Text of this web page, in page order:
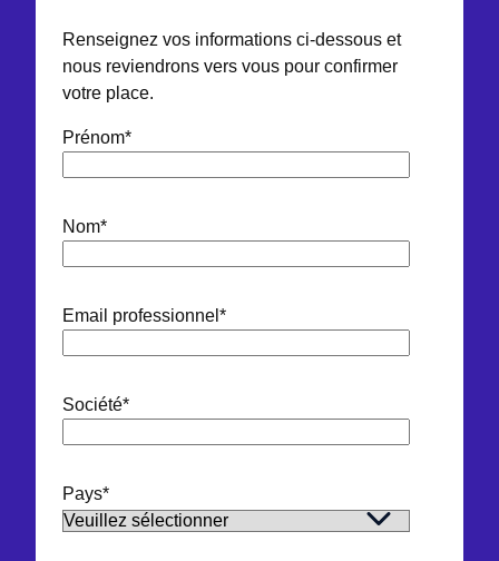
Renseignez vos informations ci-dessous et
nous reviendrons vers vous pour confirmer
votre place.
Prénom*
Nom*
Email professionnel *
Société*
Pays*